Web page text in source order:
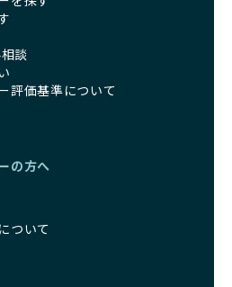
談
評価基準について
の方へ
ついて